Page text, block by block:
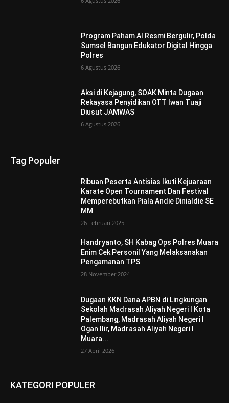
Program Paham AI Resmi Bergulir, Polda
Sumsel Bangun Edukator Digital Hingga
Polres
6 Agustus 2026
Aksi di Kejagung, SOAK Minta Dugaan
Rekayasa Penyidikan OTT Iwan Tuaji
Diusut JAMWAS
6 Agustus 2026
Tag Populer
Ribuan Peserta Antisias Ikuti Kejuaraan
Karate Open Tournament Dan Festival
Memperebutkan Piala Andie Dinialdie SE
MM
26 Februari 2025
Handryanto, SH Kabag Ops Polres Muara
Enim Cek Personil Yang Melaksanakan
Pengamanan TPS
28 November 2024
Dugaan KKN Dana APBN di Lingkungan
Sekolah Madrasah Aliyah Negeri I Kota
Palembang, Madrasah Aliyah Negeri I
Ogan Ilir, Madrasah Aliyah Negeri I
Muara...
27 April 2026
KATEGORI POPULER